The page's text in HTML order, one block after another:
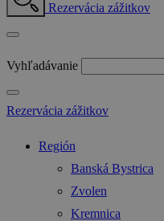
Rezervácia zážitkov
Vyhľadávanie
Rezervácia zážitkov
Región
Banská Bystrica
Zvolen
Kremnica